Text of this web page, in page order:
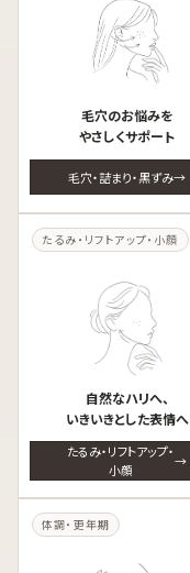
毛穴のお悩みを
やさしくサポート
毛穴・詰まり・黒ずみ
たるみ・リフトアップ・小顔
自然なハリへ、
いきいきとした表情へ
たるみ・リフトアップ・
小顔
体調・更年期